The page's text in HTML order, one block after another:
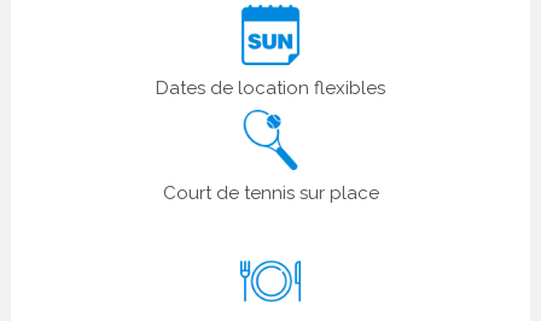
Dates de location flexibles
Court de tennis sur place